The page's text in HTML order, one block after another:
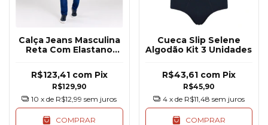
Calça Jeans Masculina
Reta Com Elastano
R$129,90
R$123,41 com Pix
10 x de R$12,99 sem juros
COMPRAR
Cueca Slip Selene
Algodão Kit 3 Unidades
R$45,90
R$43,61 com Pix
4 x de R$11,48 sem juros
COMPRAR